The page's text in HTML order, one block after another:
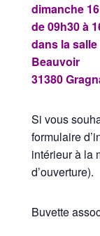
dimanche
de 09h30 à
dans la
Beauvoir
31380
Si vous
formulaire
intérieur à la
d’ouverture).
Buvette